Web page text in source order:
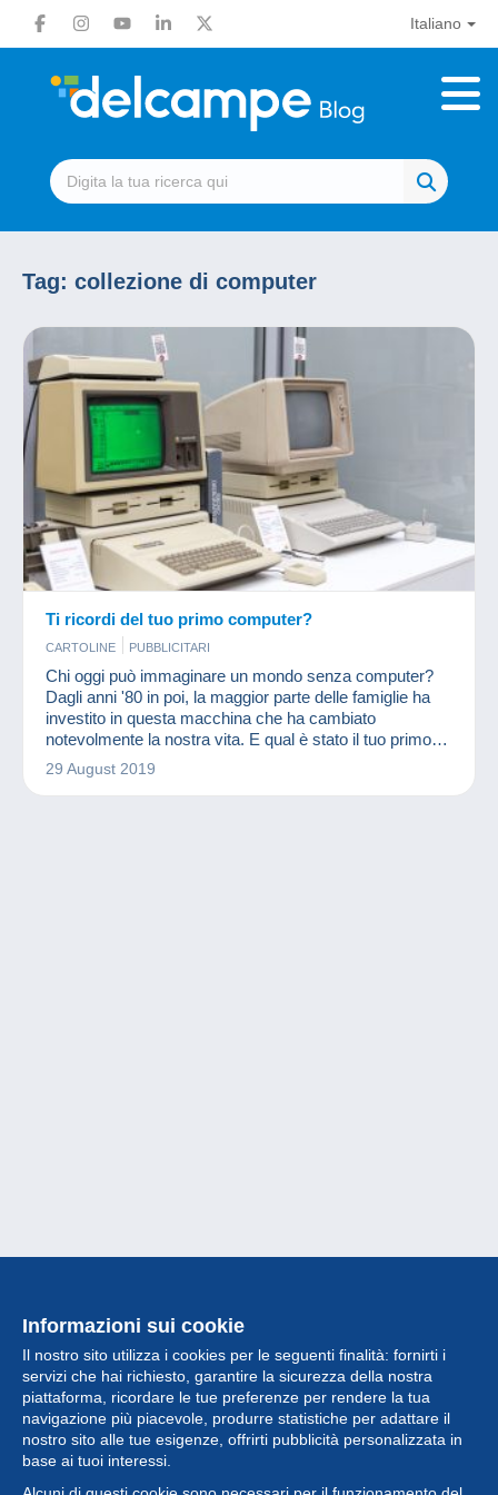
Italiano
Tag: collezione di computer
Ti ricordi del tuo primo computer?
CARTOLINE PUBBLICITARI
Chi oggi può immaginare un mondo senza computer?
Dagli anni '80 in poi, la maggior parte delle famiglie ha
investito in questa macchina che ha cambiato
notevolmente la nostra vita. E qual è stato il tuo primo
computer?
29 August 2019
Informazioni sui cookie
Il nostro sito utilizza i cookies per le seguenti finalità: fornirti i
servizi che hai richiesto, garantire la sicurezza della nostra
piattaforma, ricordare le tue preferenze per rendere la tua
navigazione più piacevole, produrre statistiche per adattare il
nostro sito alle tue esigenze, offrirti pubblicità personalizzata in
base ai tuoi interessi.
Collezione